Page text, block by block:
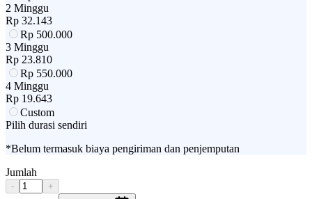
2 Minggu
Rp 32.143
Rp 500.000
3 Minggu
Rp 23.810
Rp 550.000
4 Minggu
Rp 19.643
Custom
Pilih durasi sendiri
*Belum termasuk biaya pengiriman dan penjemputan
Jumlah
- +